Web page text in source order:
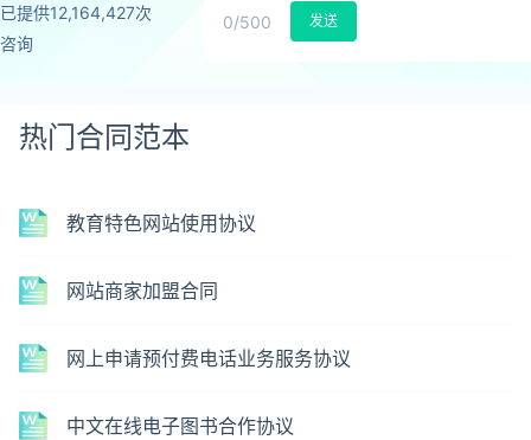
已提供12,164,427次
咨询
0/500 发送
热门合同范本
教育特色网站使用协议
网站商家加盟合同
网上申请预付费电话业务服务协议
中文在线电子图书合作协议